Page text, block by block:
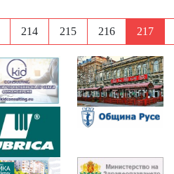
214 215 216 217